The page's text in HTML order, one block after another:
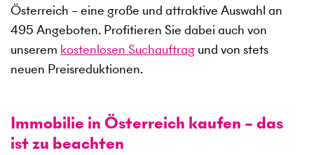
Österreich – eine große und attraktive Auswahl an
495 Angeboten. Profitieren Sie dabei auch von
unserem kostenlosen Suchauftrag und von stets
neuen Preisreduktionen.
Immobilie in Österreich kaufen – das
ist zu beachten